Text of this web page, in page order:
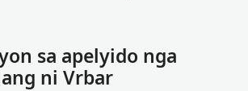
sa apelyido nga
ni Vrbar